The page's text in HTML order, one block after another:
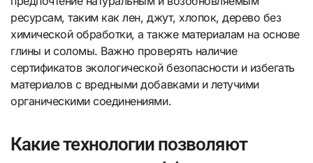
ресурсам, таким как лен, джут, хлопок, дерево без
химической обработки, а также материалам на основе
глины и соломы. Важно проверять наличие
сертификатов экологической безопасности и избегать
материалов с вредными добавками и летучими
органическими соединениями.
Какие технологии позволяют